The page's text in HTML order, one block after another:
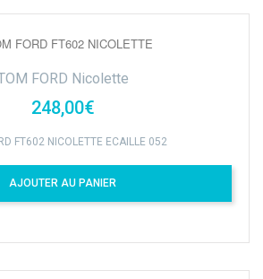
FORD Nicolette
248,00€
FT602 NICOLETTE ECAILLE 052
AJOUTER AU PANIER